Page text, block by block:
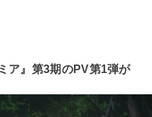
ア』第3期のPV第1弾が